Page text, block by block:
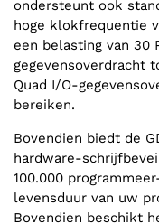
ondersteunt ook
hoge klokfrequentie
een belasting van 30
gegevensoverdracht
Quad I/O-
bereiken.
Bovendien biedt de
hardware-
100.000
levensduur van uw
Bovendien beschikt